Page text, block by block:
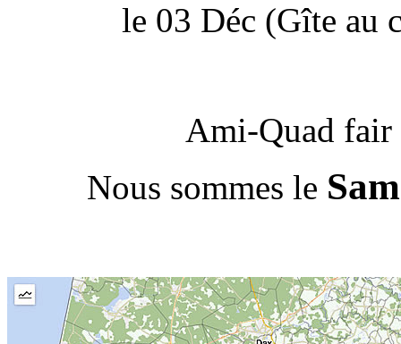
le 03 Déc (Gîte au
Ami-Quad fair
Nous sommes le